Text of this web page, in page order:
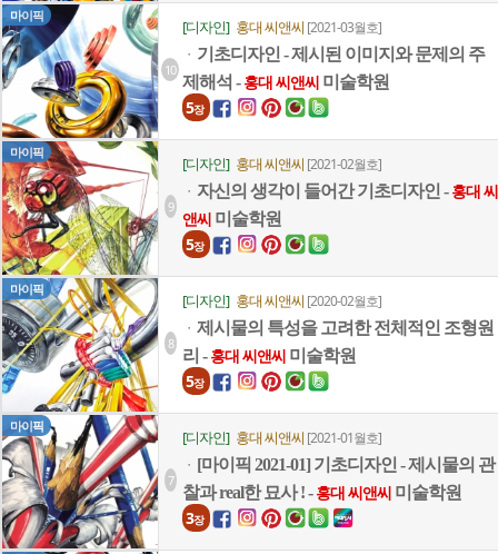
마이픽
10
[디자인] 홍대 씨앤씨 [2021-03월호]
ㆍ 기초디자인 - 제시된 이미지와 문제의 주
제해석 - 홍대 씨앤씨 미술학원
5장
마이픽
9
[디자인] 홍대 씨앤씨 [2021-02월호]
ㆍ 자신의 생각이 들어간 기초디자인 - 홍대 씨
앤씨 미술학원
5장
마이픽
8
[디자인] 홍대 씨앤씨 [2020-02월호]
ㆍ 제시물의 특성을 고려한 전체적인 조형원
리 - 홍대 씨앤씨 미술학원
5장
마이픽
7
[디자인] 홍대 씨앤씨 [2021-01월호]
ㆍ [마이픽 2021-01] 기초디자인 - 제시물의 관
찰과 real한 묘사 ! - 홍대 씨앤씨 미술학원
3장